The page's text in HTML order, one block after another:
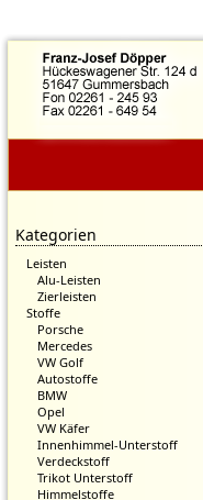
Kategorien
Leisten
Alu-Leisten
Zierleisten
Stoffe
Porsche
Mercedes
VW Golf
Autostoffe
BMW
Opel
VW Käfer
Innenhimmel-Unterstoff
Verdeckstoff
Trikot Unterstoff
Himmelstoffe